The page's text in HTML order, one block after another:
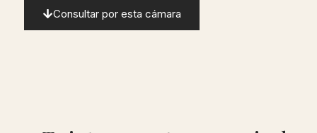
Consultar por esta cámara